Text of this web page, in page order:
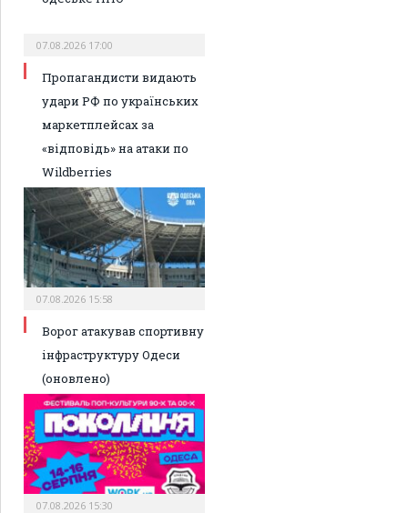
07.08.2026 17:00
Пропагандисти видають
удари РФ по українських
маркетплейсах за
«відповідь» на атаки по
Wildberries
07.08.2026 15:58
Ворог атакував спортивну
інфраструктуру Одеси
(оновлено)
07.08.2026 15:30